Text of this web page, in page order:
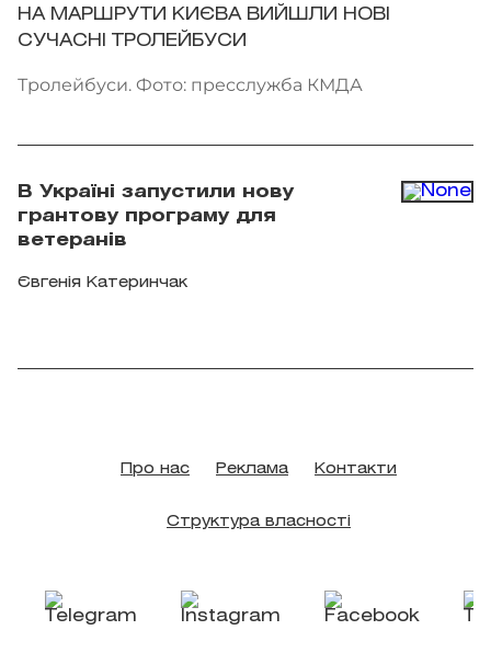
НА МАРШРУТИ КИЄВА ВИЙШЛИ НОВІ
СУЧАСНІ ТРОЛЕЙБУСИ
Тролейбуси. Фото: пресслужба КМДА
В Україні запустили нову
грантову програму для
ветеранів
Євгенія Катеринчак
Про нас Реклама Контакти
Структура власності